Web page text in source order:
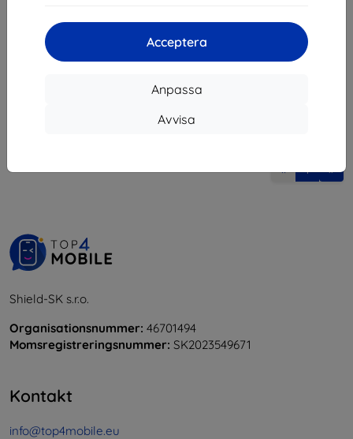
Acceptera
Anpassa
Avvisa
I lager > 5 st
« 1 »
Shield-SK s.r.o.
Organisationsnummer: 46701494
Momsregistreringsnummer: SK2023549671
Kontakt
info@top4mobile.eu